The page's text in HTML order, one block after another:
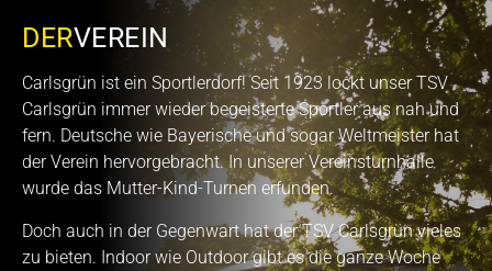
DERVEREIN
Carlsgrün ist ein Sportlerdorf! Seit 1923 lockt unser TSV
Carlsgrün immer wieder begeisterte Sportler aus nah und
fern. Deutsche wie Bayerische und sogar Weltmeister hat
der Verein hervorgebracht. In unserer Vereinsturnhalle
wurde das Mutter-Kind-Turnen erfunden.
Doch auch in der Gegenwart hat der TSV Carlsgrün vieles
zu bieten. Indoor wie Outdoor gibt es die ganze Woche